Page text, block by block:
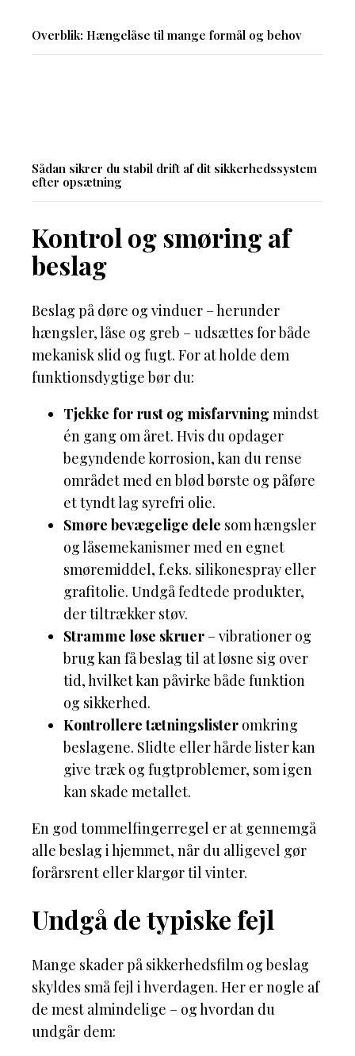
Overblik: Hængelåse til mange formål og behov
Sådan sikrer du stabil drift af dit sikkerhedssystem
efter opsætning
Kontrol og smøring af
beslag
Beslag på døre og vinduer – herunder
hængsler, låse og greb – udsættes for både
mekanisk slid og fugt. For at holde dem
funktionsdygtige bør du:
Tjekke for rust og misfarvning mindst
én gang om året. Hvis du opdager
begyndende korrosion, kan du rense
området med en blød børste og påføre
et tyndt lag syrefri olie.
Smøre bevægelige dele som hængsler
og låsemekanismer med en egnet
smøremiddel, f.eks. silikonespray eller
grafitolie. Undgå fedtede produkter,
der tiltrækker støv.
Stramme løse skruer – vibrationer og
brug kan få beslag til at løsne sig over
tid, hvilket kan påvirke både funktion
og sikkerhed.
Kontrollere tætningslister omkring
beslagene. Slidte eller hårde lister kan
give træk og fugtproblemer, som igen
kan skade metallet.
En god tommelfingerregel er at gennemgå
alle beslag i hjemmet, når du alligevel gør
forårsrent eller klargør til vinter.
Undgå de typiske fejl
Mange skader på sikkerhedsfilm og beslag
skyldes små fejl i hverdagen. Her er nogle af
de mest almindelige – og hvordan du
undgår dem: